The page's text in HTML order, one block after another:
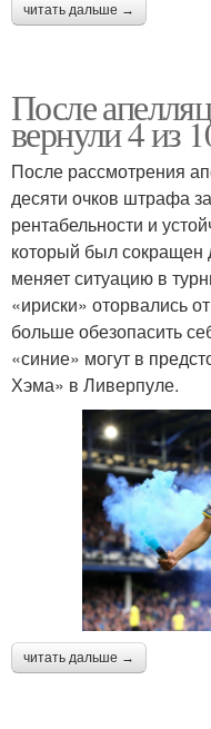
читать дальше →
После
вернули 4 из
После рассмотрения
десяти очков штрафа
рентабельности и
который был сокращен
меняет ситуацию в
«ириски» оторвались
больше обезопасить
«синие» могут в
Хэма» в Ливерпуле.
читать дальше →